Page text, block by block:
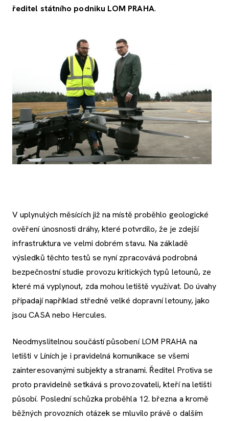
ředitel státního podniku LOM PRAHA.
V uplynulých měsících již na místě proběhlo geologické
ověření únosnosti dráhy, které potvrdilo, že je zdejší
infrastruktura ve velmi dobrém stavu. Na základě
výsledků těchto testů se nyní zpracovává podrobná
bezpečnostní studie provozu kritických typů letounů, ze
které má vyplynout, zda mohou letiště využívat. Do úvahy
připadají například středně velké dopravní letouny, jako
jsou CASA nebo Hercules.
Neodmyslitelnou součástí působení LOM PRAHA na
letišti v Líních je i pravidelná komunikace se všemi
zainteresovanými subjekty a stranami. Ředitel Protiva se
proto pravidelně setkává s provozovateli, kteří na letišti
působí. Poslední schůzka proběhla 12. března a kromě
běžných provozních otázek se mluvilo právě o dalším